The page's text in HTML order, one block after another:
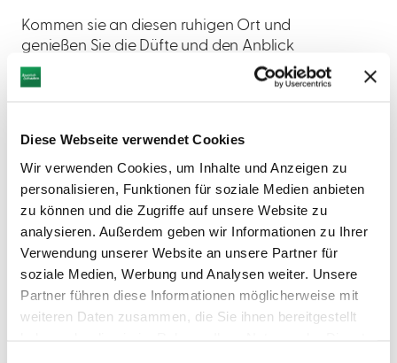
Diese Webseite verwendet Cookies
Wir verwenden Cookies, um Inhalte und Anzeigen zu
personalisieren, Funktionen für soziale Medien anbieten
zu können und die Zugriffe auf unsere Website zu
analysieren. Außerdem geben wir Informationen zu Ihrer
Verwendung unserer Website an unsere Partner für
soziale Medien, Werbung und Analysen weiter. Unsere
Partner führen diese Informationen möglicherweise mit
weiteren Daten zusammen, die Sie ihnen bereitgestellt
Kommen sie an diesen ruhigen Ort und
genießen Sie die Düfte und den Anblick
dieser wunderschönen "alten" und
"neuen" Rosen. Die Hauptblütezeit der